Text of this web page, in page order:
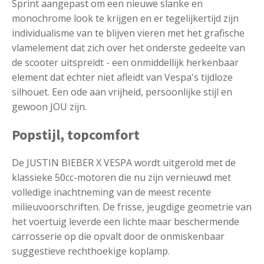
Sprint aangepast om een nieuwe slanke en
monochrome look te krijgen en er tegelijkertijd zijn
individualisme van te blijven vieren met het grafische
vlamelement dat zich over het onderste gedeelte van
de scooter uitspreidt - een onmiddellijk herkenbaar
element dat echter niet afleidt van Vespa's tijdloze
silhouet. Een ode aan vrijheid, persoonlijke stijl en
gewoon JOU zijn.
Popstijl, topcomfort
De JUSTIN BIEBER X VESPA wordt uitgerold met de
klassieke 50cc-motoren die nu zijn vernieuwd met
volledige inachtneming van de meest recente
milieuvoorschriften. De frisse, jeugdige geometrie van
het voertuig leverde een lichte maar beschermende
carrosserie op die opvalt door de onmiskenbaar
suggestieve rechthoekige koplamp.